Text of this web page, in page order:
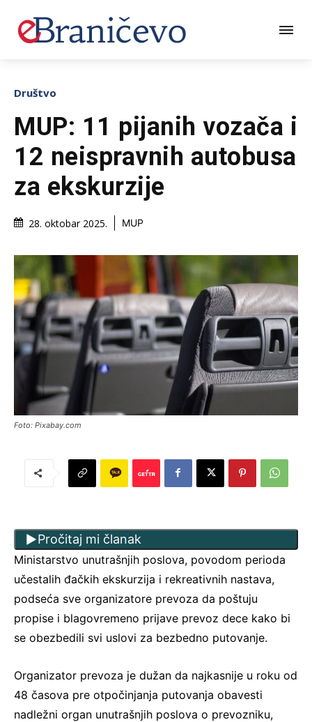
Društvo
MUP: 11 pijanih vozača i
12 neispravnih autobusa
za ekskurzije
28. oktobar 2025. MUP
Foto: Pixabay.com
Pročitaj mi članak
Ministarstvo unutrašnjih poslova, povodom perioda
učestalih đačkih ekskurzija i rekreativnih nastava,
podseća sve organizatore prevoza da poštuju
propise i blagovremeno prijave prevoz dece kako bi
se obezbedili svi uslovi za bezbedno putovanje.
Organizator prevoza je dužan da najkasnije u roku od
48 časova pre otpočinjanja putovanja obavesti
nadležni organ unutrašnjih poslova o prevozniku,